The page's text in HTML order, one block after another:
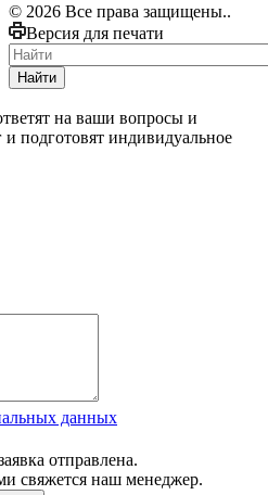
© 2026 Все права защищены..
Версия для печати
Найти
на ваши вопросы и
и подготовят индивидуальное
данных
отправлена.
свяжется наш менеджер.